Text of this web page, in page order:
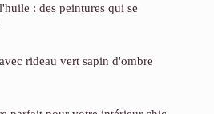
: des peintures qui se
rideau vert sapin d'ombre